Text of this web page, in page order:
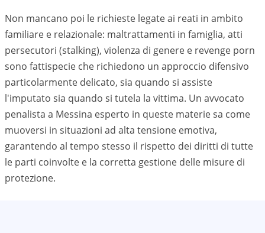
Non mancano poi le richieste legate ai reati in ambito
familiare e relazionale: maltrattamenti in famiglia, atti
persecutori (stalking), violenza di genere e revenge porn
sono fattispecie che richiedono un approccio difensivo
particolarmente delicato, sia quando si assiste
l'imputato sia quando si tutela la vittima. Un avvocato
penalista a Messina esperto in queste materie sa come
muoversi in situazioni ad alta tensione emotiva,
garantendo al tempo stesso il rispetto dei diritti di tutte
le parti coinvolte e la corretta gestione delle misure di
protezione.